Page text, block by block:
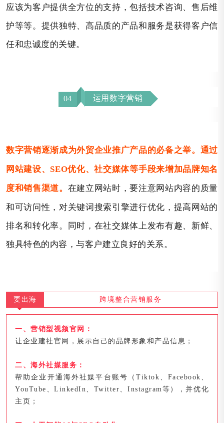
应该为客户提供全方位的支持，包括技术咨询、售后维
护等等。提供独特、高品质的产品和服务是获得客户信
任和忠诚度的关键。
04 运用数字营销
数字营销逐渐成为外贸企业推广产品的必备之举。通过
网站建设、SEO优化、社交媒体等手段来增加品牌知名
度和销售渠道。 在建立网站时，要注意网站内容的质量
和可访问性，对关键词搜索引擎进行优化，提高网站的
排名和转化率。同时，在社交媒体上发布有趣、新鲜、
独具特色的内容，与客户建立良好的关系。
要出海 跨境整合营销服务
一、营销型视频官网：
让企业建社官网，展示自己的品牌形象和产品信息；
二、海外社媒服务：
帮助企业开通海外社媒平台账号（Tiktok、Facebook、
YouTube、LinkedIn、Twitter、Instagram等），并优化
主页；